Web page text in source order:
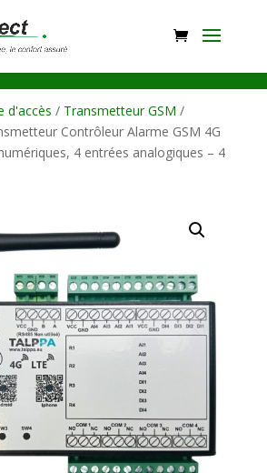
d'accès / Transmetteur GSM /
Contrôleur Alarme GSM 4G
4 entrées analogiques – 4